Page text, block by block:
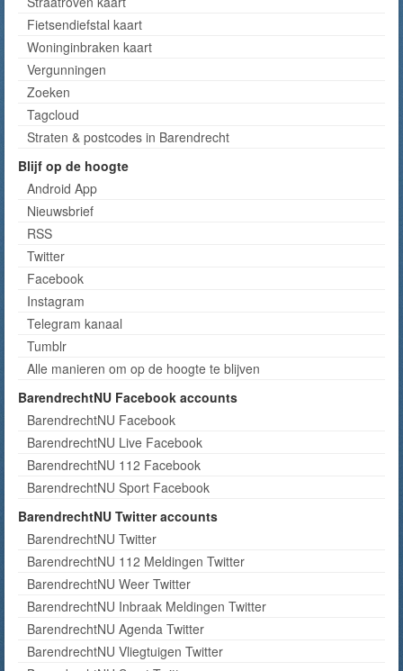
Fietsendiefstal kaart
Woninginbraken kaart
Vergunningen
Zoeken
Tagcloud
Straten & postcodes in Barendrecht
Blijf op de hoogte
Android App
Nieuwsbrief
RSS
Twitter
Facebook
Instagram
Telegram kanaal
Tumblr
Alle manieren om op de hoogte te blijven
BarendrechtNU Facebook accounts
BarendrechtNU Facebook
BarendrechtNU Live Facebook
BarendrechtNU 112 Facebook
BarendrechtNU Sport Facebook
BarendrechtNU Twitter accounts
BarendrechtNU Twitter
BarendrechtNU 112 Meldingen Twitter
BarendrechtNU Weer Twitter
BarendrechtNU Inbraak Meldingen Twitter
BarendrechtNU Agenda Twitter
BarendrechtNU Vliegtuigen Twitter